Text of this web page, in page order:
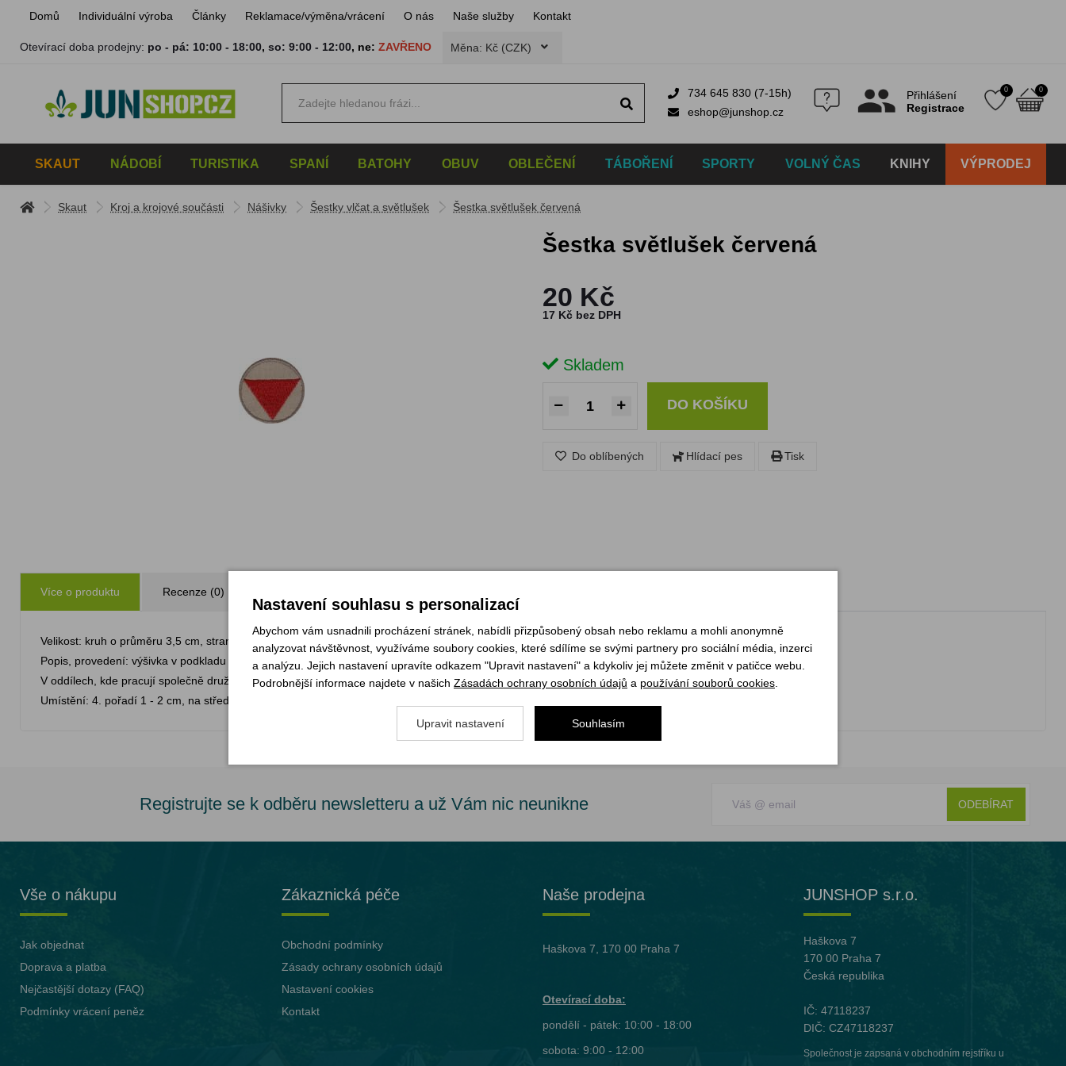
Domů Individuální výroba Články Reklamace/výměna/vrácení O nás Naše služby Kontakt
Otevírací doba prodejny: po - pá: 10:00 - 18:00,so: 9:00 - 12:00, ne: ZAVŘENO Měna: Kč (CZK)
734 645 830 (7-15h)
eshop@junshop.cz
Přihlášení
Registrace
0 0
SKAUT NÁDOBÍ TURISTIKA SPANÍ BATOHY OBUV OBLEČENÍ TÁBOŘENÍ SPORTY VOLNÝ ČAS KNIHY VÝPRODEJ
Skaut Kroj a krojové součásti Nášivky Šestky vlčat a světlušek Šestka světlušek červená
Šestka světlušek červená
20 Kč
17 Kč bez DPH
Skladem
DO KOŠÍKU
Do oblíbených Hlídací pes Tisk
Více o produktu Recenze (0)
Velikost: kruh o průměru 3,5 cm, strana trojúhelníku 2,3cm.
Popis, provedení: výšivka v podkladu barvy košile, rovnostranný trojúhelník v barvě roje, obruba v barvě košile.
V oddílech, kde pracují společně družiny světlušek a skautek, je možno používat družinový znak i pro roj světlušek
Umístění: 4. pořadí 1 - 2 cm, na středové ose pod oddílovým znakem
Registrujte se k odběru newsletteru a už Vám nic neunikne ODEBÍRAT
Vše o nákupu
Jak objednat
Doprava a platba
Nejčastější dotazy (FAQ)
Podmínky vrácení peněz
Zákaznická péče
Obchodní podmínky
Zásady ochrany osobních údajů
Nastavení cookies
Kontakt
Naše prodejna
Haškova 7, 170 00 Praha 7
Otevírací doba:
pondělí - pátek: 10:00 - 18:00
sobota: 9:00 - 12:00
JUNSHOP s.r.o.
Haškova 7
170 00 Praha 7
Česká republika
IČ: 47118237
DIČ: CZ47118237
Společnost je zapsaná v obchodním rejstříku u
Nastavení souhlasu s personalizací
Abychom vám usnadnili procházení stránek, nabídli přizpůsobený obsah nebo reklamu a mohli anonymně
analyzovat návštěvnost, využíváme soubory cookies, které sdílíme se svými partnery pro sociální média, inzerci
a analýzu. Jejich nastavení upravíte odkazem "Upravit nastavení" a kdykoliv jej můžete změnit v patičce webu.
Podrobnější informace najdete v našich Zásadách ochrany osobních údajů a používání souborů cookies
Upravit nastavení Souhlasím